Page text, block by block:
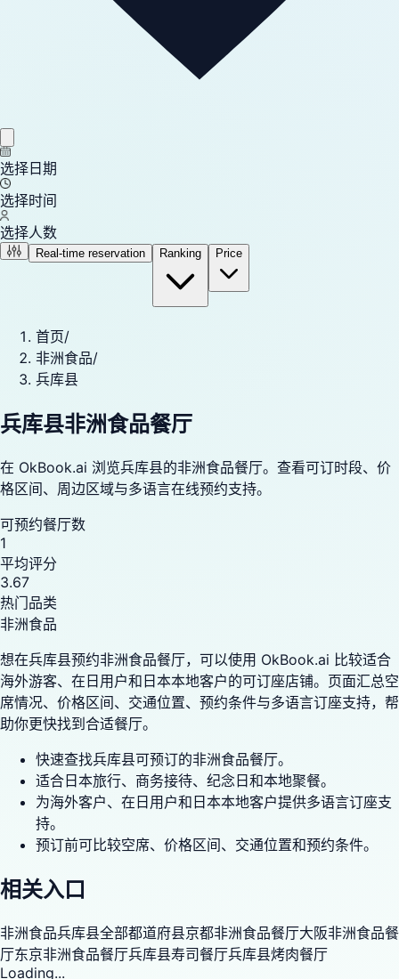
选择日期
选择时间
选择人数
Real-time reservation Ranking Price
首页/
非洲食品/
兵库县
兵库县非洲食品餐厅
在 OkBook.ai 浏览兵库县的非洲食品餐厅。查看可订时段、价
格区间、周边区域与多语言在线预约支持。
可预约餐厅数
1
平均评分
3.67
热门品类
非洲食品
想在兵库县预约非洲食品餐厅，可以使用 OkBook.ai 比较适合
海外游客、在日用户和日本本地客户的可订座店铺。页面汇总空
席情况、价格区间、交通位置、预约条件与多语言订座支持，帮
助你更快找到合适餐厅。
快速查找兵库县可预订的非洲食品餐厅。
适合日本旅行、商务接待、纪念日和本地聚餐。
为海外客户、在日用户和日本本地客户提供多语言订座支
持。
预订前可比较空席、价格区间、交通位置和预约条件。
相关入口
非洲食品兵库县全部都道府县京都非洲食品餐厅大阪非洲食品餐
厅东京非洲食品餐厅兵库县寿司餐厅兵库县烤肉餐厅
Loading...